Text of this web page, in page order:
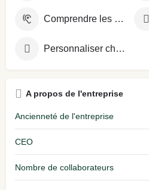
Comprendre les attentes clients
Personnaliser chaque interaction
A propos de l'entreprise
Ancienneté de l'entreprise
CEO
Nombre de collaborateurs